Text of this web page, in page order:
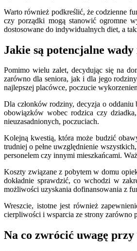
Warto również podkreślić, że codzienne
czy porządki mogą stanowić ogromne
dostosowane do indywidualnych diet, a
Jakie są potencjalne
Pomimo wielu zalet, decydując się na
zarówno dla seniora, jak i dla jego
najlepszej placówce, poczucie
Dla członków rodziny, decyzja o
obowiązków wobec rodzica czy
nieuzasadnionych, poczuciach.
Kolejną kwestią, która może budzić
trudniej o pełne uwzględnienie
personelem czy innymi mieszkańcami.
Koszty związane z pobytem w domu
dokładnie sprawdzić, co wchodzi w
możliwości uzyskania dofinansowania z
Wreszcie, istotne jest również
cierpliwości i wsparcia ze strony zarówno
Na co zwrócić uwagę